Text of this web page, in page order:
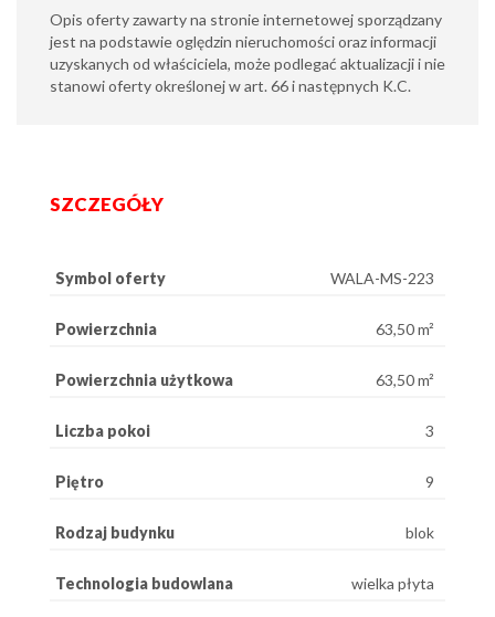
Opis oferty zawarty na stronie internetowej sporządzany
jest na podstawie oględzin nieruchomości oraz informacji
uzyskanych od właściciela, może podlegać aktualizacji i nie
stanowi oferty określonej w art. 66 i następnych K.C.
SZCZEGÓŁY
Symbol oferty WALA-MS-223
Powierzchnia 63,50 m²
Powierzchnia użytkowa 63,50 m²
Liczba pokoi 3
Piętro 9
Rodzaj budynku blok
Technologia budowlana wielka płyta